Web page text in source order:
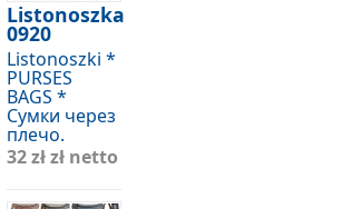
Listonoszka
0920
Listonoszki *
PURSES
BAGS *
Сумки через
плечо.
32 złzł netto